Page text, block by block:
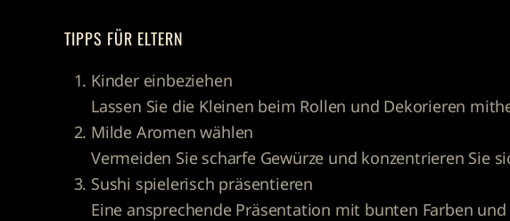
TIPPS FÜR ELTERN
Kinder einbeziehen
Lassen Sie die Kleinen beim Rollen und Dekorieren
Milde Aromen wählen
Vermeiden Sie scharfe Gewürze und konzentrieren Sie
Sushi spielerisch präsentieren
Eine ansprechende Präsentation mit bunten Farben